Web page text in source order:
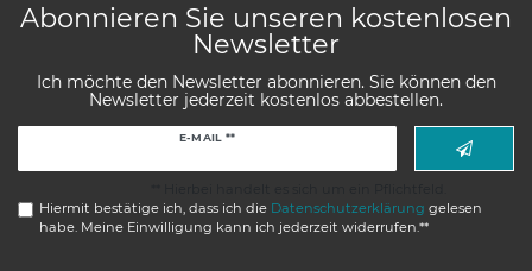
Abonnieren Sie unseren kostenlosen
Newsletter
Ich möchte den Newsletter abonnieren. Sie können den
Newsletter jederzeit kostenlos abbestellen.
E-MAIL **
Hiermit bestätige ich, dass ich die Daten­schutz­erklärung gelesen
habe. Meine Einwilligung kann ich jederzeit widerrufen.**